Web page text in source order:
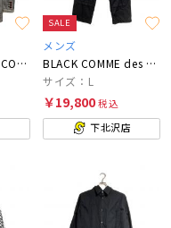
COMME des GARCONS HOMME DEUX
SALE
メンズ
BLACK COMME des GARCONS
サイズ：L
￥19,800税込
下北沢店